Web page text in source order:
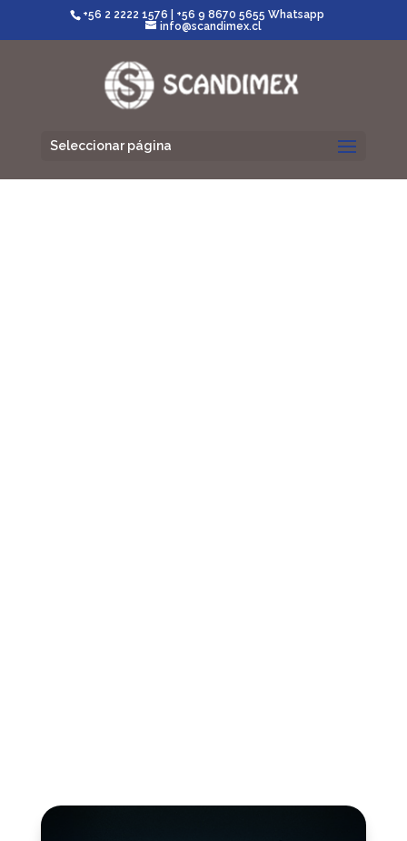
+56 2 2222 1576
+56 9 8670 5655 Whatsapp
info@scandimex.cl
Seleccionar página